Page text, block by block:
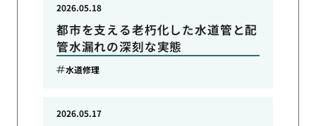
都市を支える老朽化した水道管と配
管水漏れの深刻な実態
2026.05.18
水道修理
2026.05.17